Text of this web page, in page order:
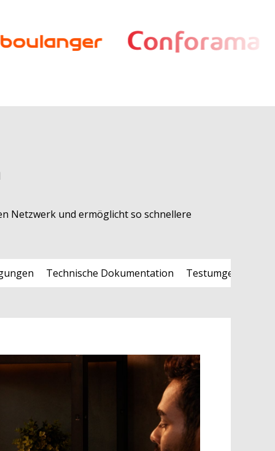
Netzwerk und ermöglicht so schnellere
Technische Dokumentation Testumgebung